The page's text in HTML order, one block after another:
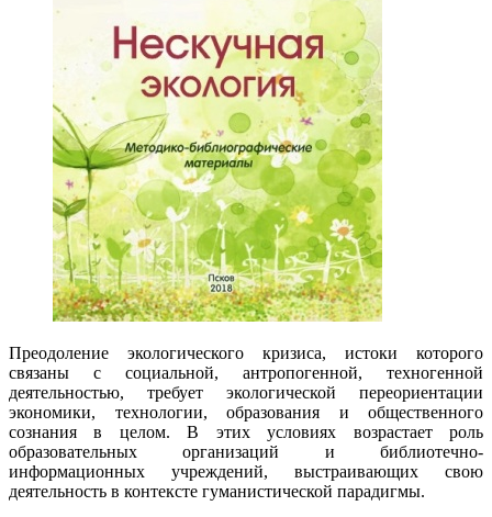
Преодоление экологического кризиса, истоки которого
связаны с социальной, антропогенной, техногенной
деятельностью, требует экологической переориентации
экономики, технологии, образования и общественного
сознания в целом. В этих условиях возрастает роль
образовательных организаций и библиотечно-
информационных учреждений, выстраивающих свою
деятельность в контексте гуманистической парадигмы.